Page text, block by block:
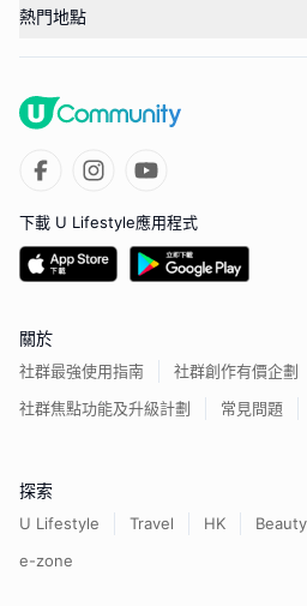
熱門地點
下載 U Lifestyle應用程式
關於
社群最強使用指南
社群創作有價企劃
社群焦點功能及升級計劃
常見問題
探索
U Lifestyle Travel HK Beauty
e-zone